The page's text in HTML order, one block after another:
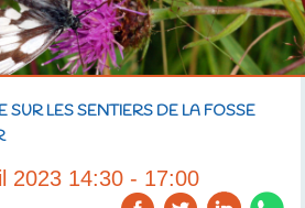
LES SENTIERS DE LA FOSSE
2023 14:30 - 17:00